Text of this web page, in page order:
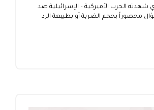
شهدته الحرب الأميركية – الإسرائيلية ضد
محصوراً بحجم الضربة أو بطبيعة الرد